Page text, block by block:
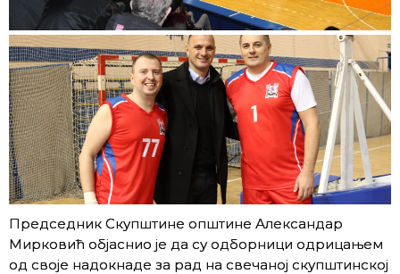
Председник Скупштине општине Александар
Мирковић објаснио је да су одборници одрицањем
од своје надокнаде за рад на свечаној скупштинској